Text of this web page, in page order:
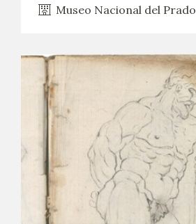
Museo Nacional del Prado